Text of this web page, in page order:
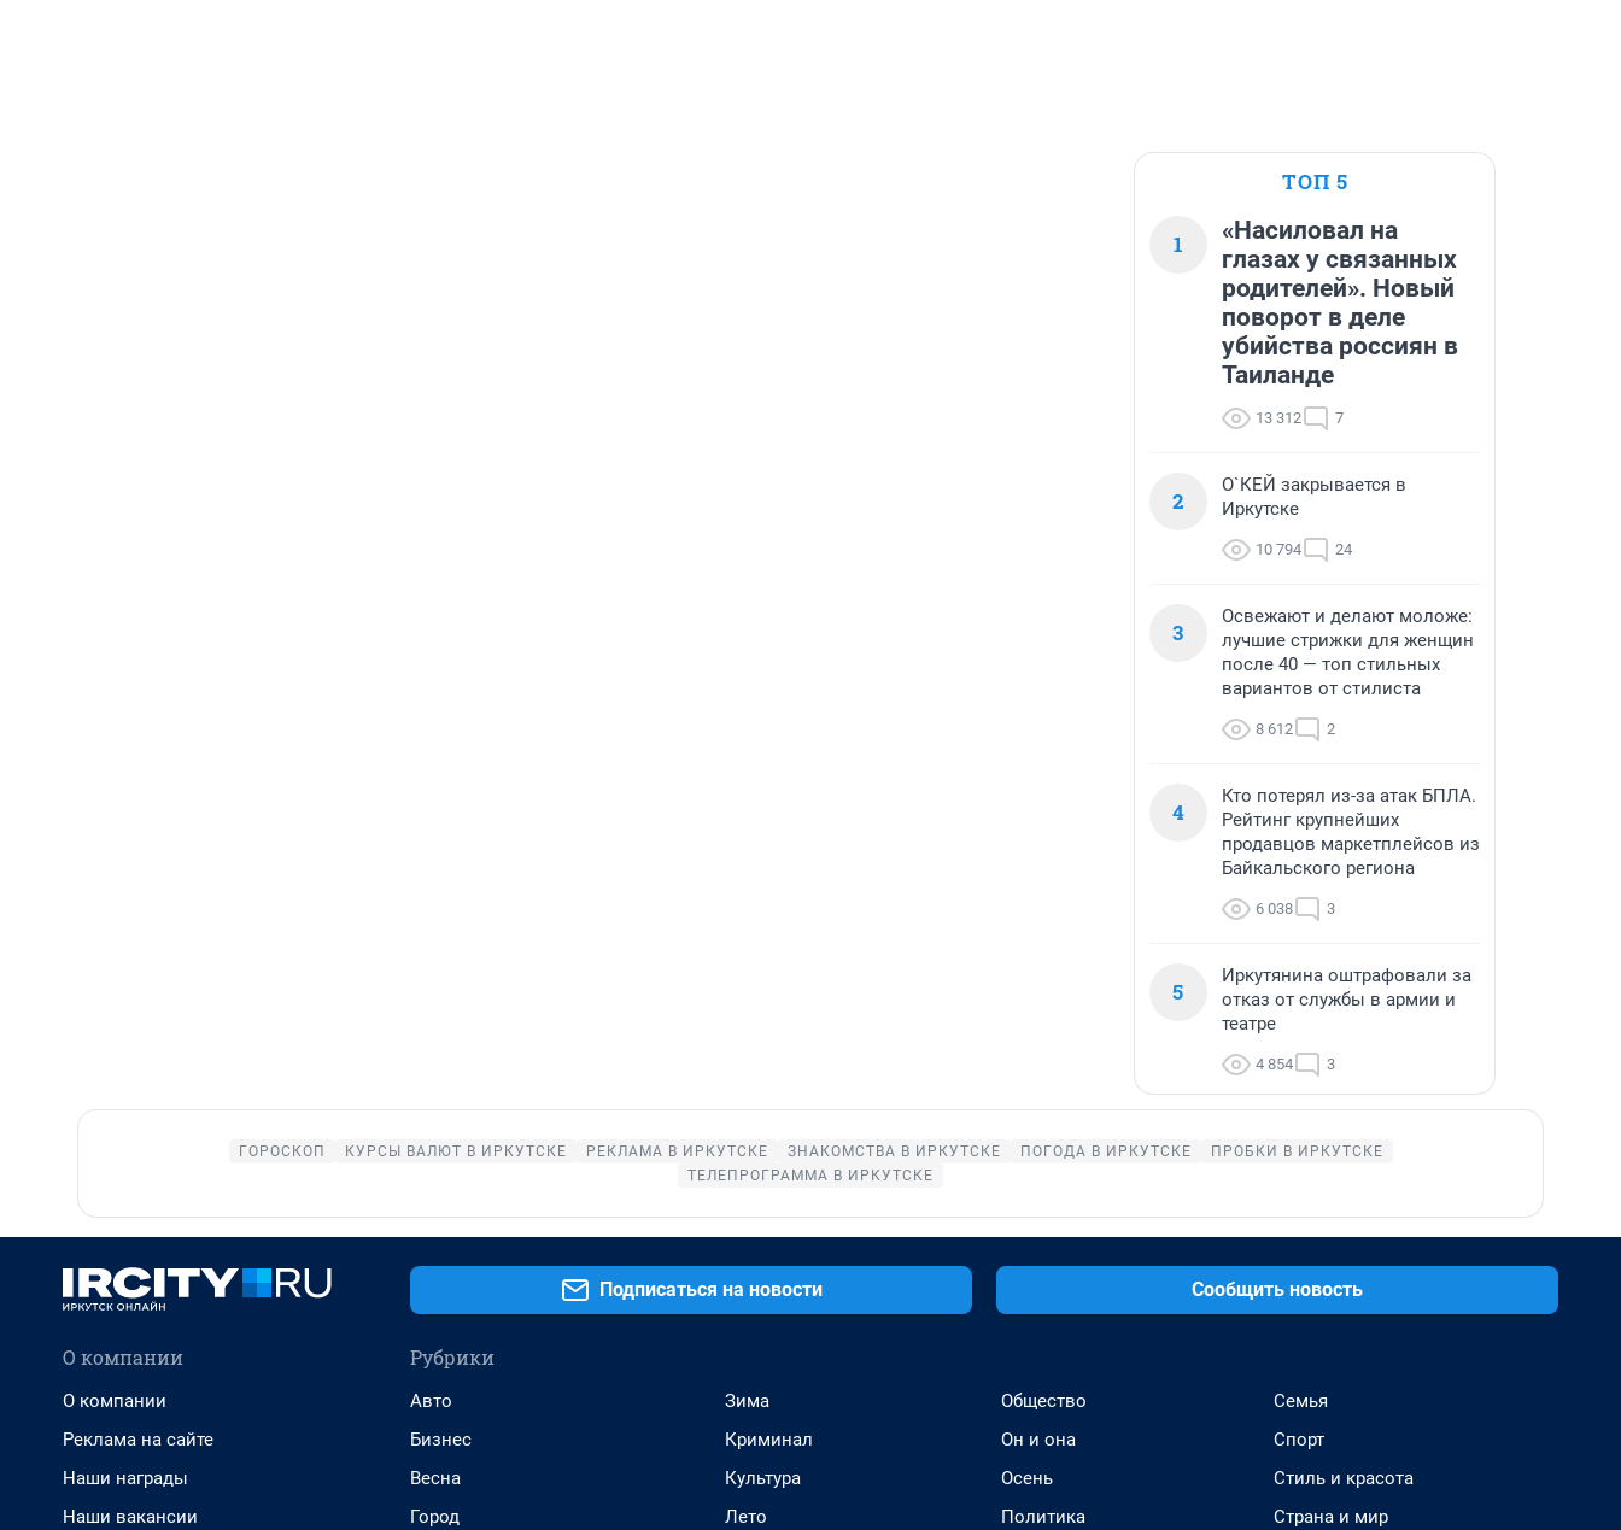
ТОП 5
1
«Насиловал на
глазах у связанных
родителей». Новый
поворот в деле
убийства россиян в
Таиланде
13 312 7
2
О`КЕЙ закрывается в
Иркутске
10 794 24
3
Освежают и делают моложе:
лучшие стрижки для женщин
после 40 — топ стильных
вариантов от стилиста
8 612 2
4
Кто потерял из-за атак БПЛА.
Рейтинг крупнейших
продавцов маркетплейсов из
Байкальского региона
6 038 3
5
Иркутянина оштрафовали за
отказ от службы в армии и
театре
4 854 3
ГОРОСКОП КУРСЫ ВАЛЮТ В ИРКУТСКЕ РЕКЛАМА В ИРКУТСКЕ ЗНАКОМСТВА В ИРКУТСКЕ ПОГОДА В ИРКУТСКЕ
ПРОБКИ В ИРКУТСКЕ
ТЕЛЕПРОГРАММА В ИРКУТСКЕ
Подписаться на новости Сообщить новость
О компании
О компании
Реклама на сайте
Наши награды
Наши вакансии
Рубрики
Авто
Бизнес
Весна
Город
Зима
Криминал
Культура
Лето
Общество
Он и она
Осень
Политика
Семья
Спорт
Стиль и красота
Страна и мир